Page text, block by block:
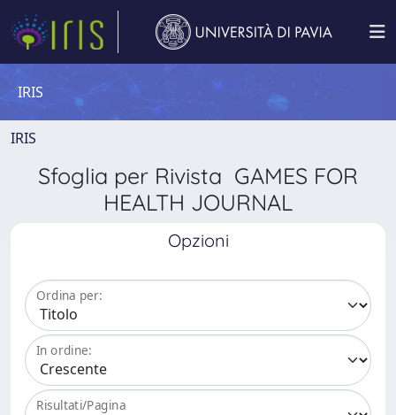
IRIS
IRIS
Sfoglia per Rivista GAMES FOR
HEALTH JOURNAL
Opzioni
Ordina per:
In ordine:
Risultati/Pagina